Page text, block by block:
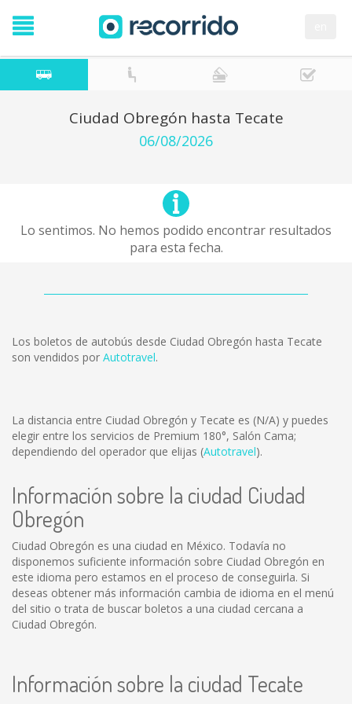
Ciudad Obregón hasta Tecate
06/08/2026
Lo sentimos. No hemos podido encontrar resultados
para esta fecha.
Los boletos de autobús desde Ciudad Obregón hasta Tecate
son vendidos por Autotravel.
La distancia entre Ciudad Obregón y Tecate es (N/A) y puedes
elegir entre los servicios de Premium 180°, Salón Cama;
dependiendo del operador que elijas (Autotravel).
Información sobre la ciudad Ciudad
Obregón
Ciudad Obregón es una ciudad en México. Todavía no
disponemos suficiente información sobre Ciudad Obregón en
este idioma pero estamos en el proceso de conseguirla. Si
deseas obtener más información cambia de idioma en el menú
del sitio o trata de buscar boletos a una ciudad cercana a
Ciudad Obregón.
Información sobre la ciudad Tecate